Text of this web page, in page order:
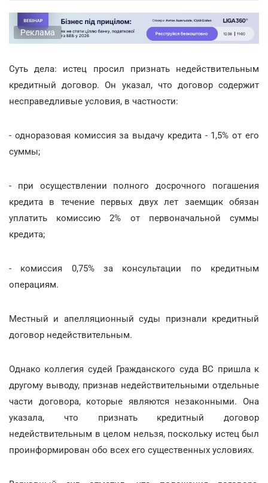
Реклама
Суть дела: истец просил признать недействительным
кредитный договор. Он указал, что договор содержит
несправедливые условия, в частности:
- одноразовая комиссия за выдачу кредита - 1,5% от его
суммы;
- при осуществлении полного досрочного погашения
кредита в течение первых двух лет заемщик обязан
уплатить комиссию 2% от первоначальной суммы
кредита;
- комиссия 0,75% за консультации по кредитным
операциям.
Местный и апелляционный суды признали кредитный
договор недействительным.
Однако коллегия судей Гражданского суда ВС пришла к
другому выводу, признав недействительными отдельные
части договора, которые являются незаконными. Она
указала, что признать кредитный договор
недействительным в целом нельзя, поскольку истец был
проинформирован обо всех его существенных условиях.